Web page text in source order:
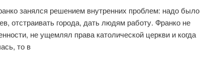
занялся решением внутренних проблем: надо было
отстраивать города, дать людям работу. Франко не
не ущемлял права католической церкви и когда
то в